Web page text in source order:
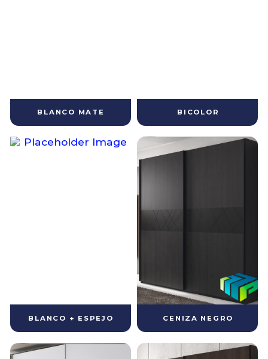
BLANCO MATE BICOLOR
BLANCO + ESPEJO CENIZA NEGRO